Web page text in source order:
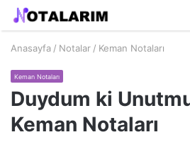
Anasayfa / Notalar / Keman Notaları
Keman Notaları
Duydum ki
Keman Notaları